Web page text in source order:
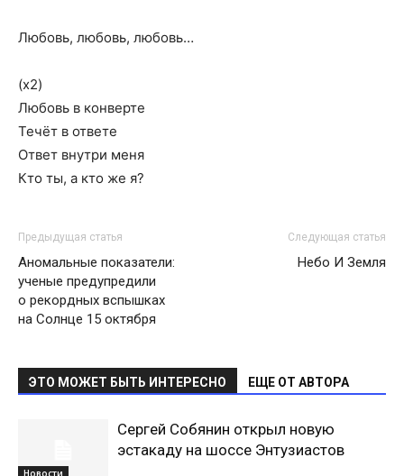
Любовь, любовь, любовь…
(х2)
Любовь в конверте
Течёт в ответе
Ответ внутри меня
Кто ты, а кто же я?
Предыдущая статья
Аномальные показатели:
ученые предупредили
о рекордных вспышках
на Солнце 15 октября
Следующая статья
Небо И Земля
ЭТО МОЖЕТ БЫТЬ ИНТЕРЕСНО ЕЩЕ ОТ АВТОРА
Новости
Сергей Собянин открыл новую
эстакаду на шоссе Энтузиастов